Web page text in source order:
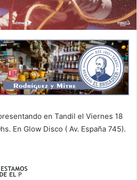
en Tandil el Viernes 18
En Glow Disco ( Av. España 745).